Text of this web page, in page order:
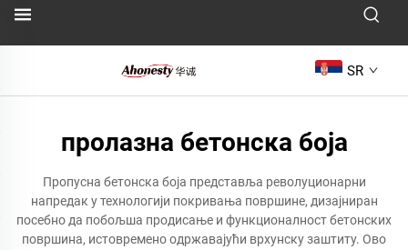
SR
пролазна бетонска боја
Пропусна бетонска боја представља револуционарни
напредак у технологији покривања површине, дизајниран
посебно да побољша продисање и функционалност бетонских
површина, истовремено одржавајући врхунску заштиту. Ово